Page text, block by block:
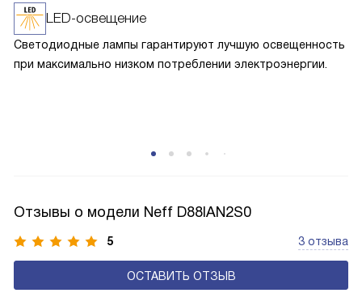
LED-освещение
Светодиодные лампы гарантируют лучшую освещенность
при максимально низком потреблении электроэнергии.
Отзывы о модели Neff D88IAN2S0
5 3 отзыва
ОСТАВИТЬ ОТЗЫВ